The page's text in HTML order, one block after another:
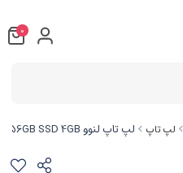
لپ تاپ لپ تاپ لنوو IdeaPad Gaming 3 i7 11370H 8GB 1TB+256GB SSD 4GB
0